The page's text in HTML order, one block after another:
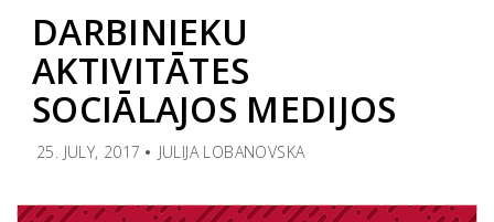
DARBINIEKU
AKTIVITĀTES
SOCIĀLAJOS MEDIJOS
25. JULY, 2017 JULIJA LOBANOVSKA